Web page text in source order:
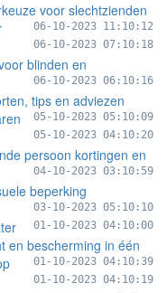
voor slechtzienden
06-10-2023 11:10:12
06-10-2023 07:10:18
blinden en
06-10-2023 06:10:16
tips en adviezen
05-10-2023 05:10:09
05-10-2023 04:10:20
persoon kortingen en
04-10-2023 03:10:59
beperking
03-10-2023 05:10:10
01-10-2023 04:10:00
en bescherming in één
01-10-2023 04:10:39
01-10-2023 04:10:19